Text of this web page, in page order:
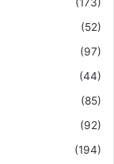
(173)
(52)
(97)
(44)
(85)
(92)
(194)